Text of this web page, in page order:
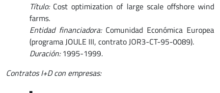
Título: Cost optimization of large scale offshore wind
farms.
Entidad financiadora: Comunidad Económica Europea
(programa JOULE III, contrato JOR3-CT-95-0089).
Duración: 1995-1999.
Contratos I+D con empresas: